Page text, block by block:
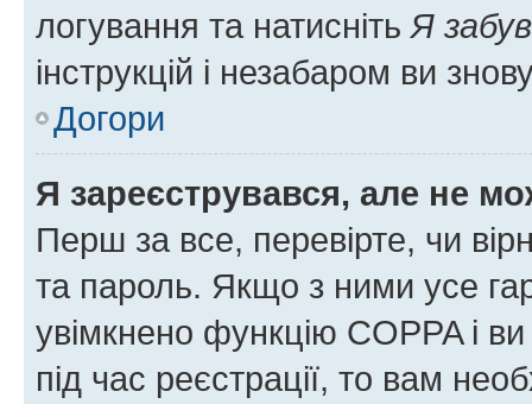
логування та натисніть Я
інструкцій і незабаром ви
Догори
Я зареєструвався, але не
Перш за все, перевірте, чи
та пароль. Якщо з ними усе
увімкнено функцію COPPA і
під час реєстрації, то вам